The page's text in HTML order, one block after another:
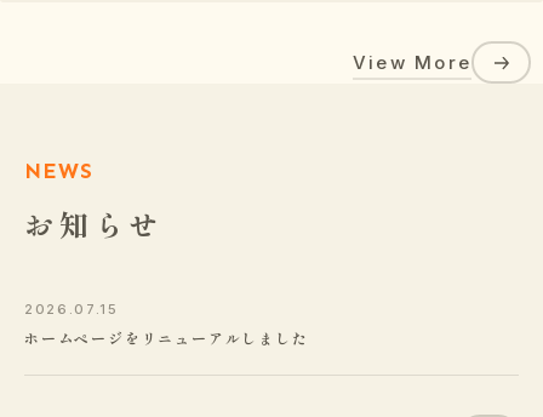
植栽工事後には、水やりの頻度や剪定の時期、肥料の与
え方など、植物が長持ちするための正しいお手入れ方法
View More
NEWS
お知らせ
2026.07.15
ホームページをリニューアルしました